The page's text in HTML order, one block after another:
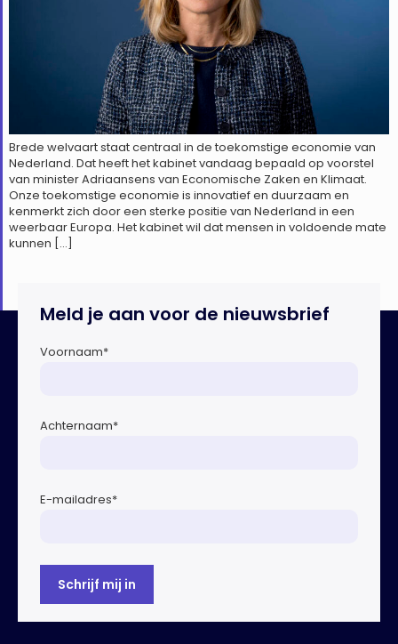
Brede welvaart staat centraal in de toekomstige economie van
Nederland. Dat heeft het kabinet vandaag bepaald op voorstel
van minister Adriaansens van Economische Zaken en Klimaat.
Onze toekomstige economie is innovatief en duurzaam en
kenmerkt zich door een sterke positie van Nederland in een
weerbaar Europa. Het kabinet wil dat mensen in voldoende mate
kunnen […]
Meld je aan voor de nieuwsbrief
Voornaam*
Achternaam*
E-mailadres*